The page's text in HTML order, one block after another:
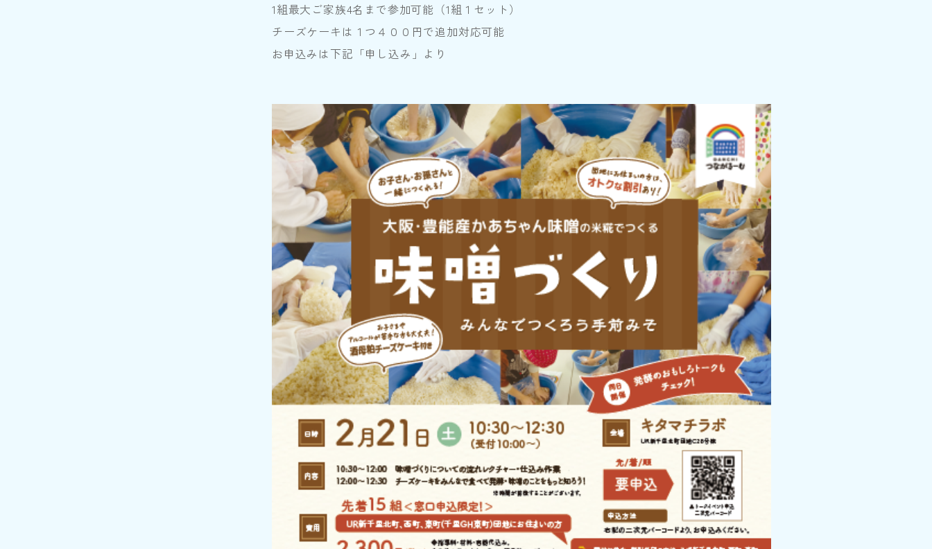
1組最大ご家族4名まで参加可能（1組１セット）
チーズケーキは１つ４００円で追加対応可能
お申込みは下記「申し込み」より